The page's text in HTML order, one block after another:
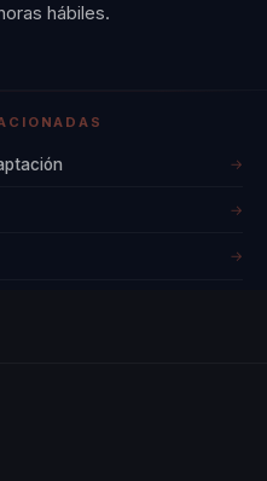
hábiles.
→
→
→